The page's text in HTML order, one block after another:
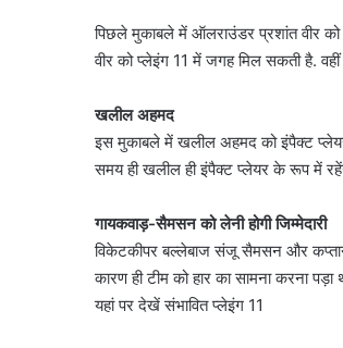
पिछले मुकाबले में ऑलराउंडर प्रशांत वीर
वीर को प्लेइंग 11 में जगह मिल सकती है.
खलील अहमद
इस मुकाबले में खलील अहमद को इंपैक्ट
समय ही खलील ही इंपैक्ट प्लेयर के रूप में
गायकवाड़-सैमसन को लेनी होगी जिम्मेदारी
विकेटकीपर बल्लेबाज संजू सैमसन और
कारण ही टीम को हार का सामना करना
यहां पर देखें संभावित प्लेइंग 11